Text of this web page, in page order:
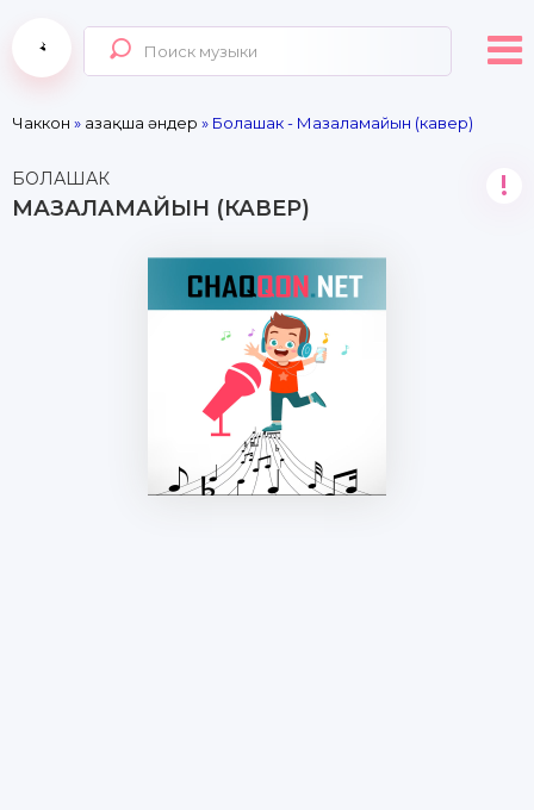
Чаккон » Қазақша әндер » Болашак - Мазаламайын (кавер)
БОЛАШАК
МАЗАЛАМАЙЫН (КАВЕР)
!